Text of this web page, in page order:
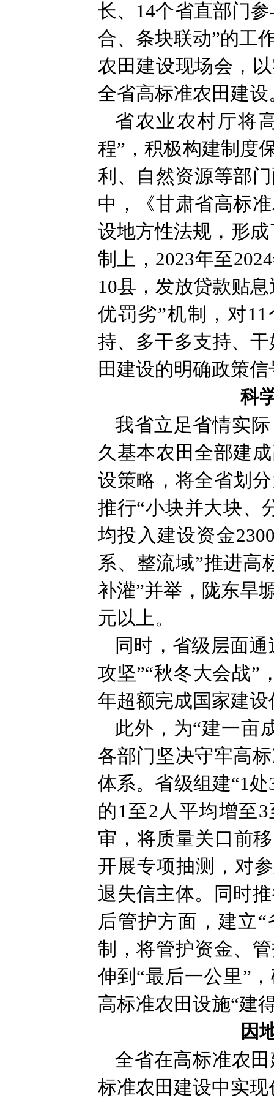
长、14个省直部门
合、条块联动”的工
农田建设现场会，
全省高标准农田建设
省农业农村厅将
程”，积极构建制度
利、自然资源等部
中，《甘肃省高标
设地方性法规，形
制上，2023年至
10县，发放贷款贴
优罚劣”机制，对
持、多干多支持、
田建设的明确政策信
科
我省立足省情实
久基本农田全部建
设策略，将全省划
推行“小块并大块、
均投入建设资金
系、整流域”推进高
补灌”并举，陇东旱
元以上。
同时，省级层面
攻坚”“秋冬大会战”
年超额完成国家建
此外，为“建一亩
各部门坚决守牢高
体系。省级组建“1
的1至2人平均增至
审，将质量关口前
开展专项抽测，对
退失信主体。同时
后管护方面，建立
制，将管护资金、
伸到“最后一公里”
高标准农田设施“建
因
全省在高标准农
标准农田建设中实